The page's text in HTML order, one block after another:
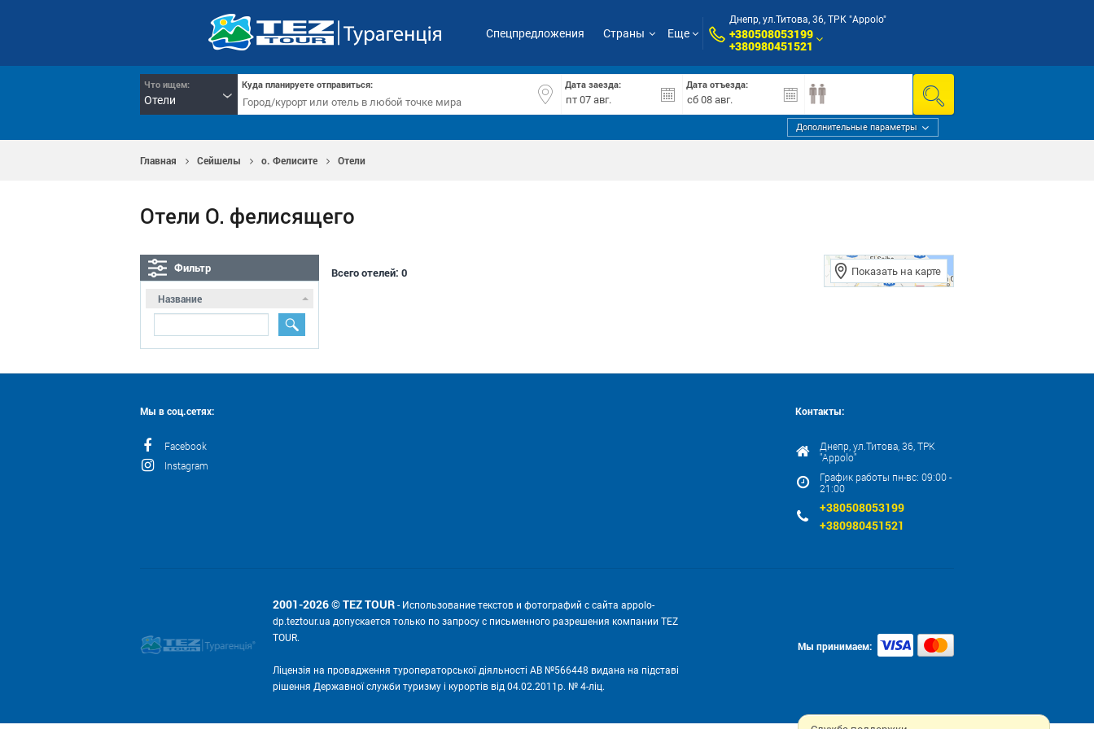
Спецпредложения Страны Еще
Днепр, ул.Титова, 36, ТРК "Appolo"
+380508053199
+380980451521
Что ищем:
Отели
Куда планируете отправиться: Дата заезда: Дата отъезда:
Дополнительные параметры
Главная Сейшелы о. Фелисите Отели
Отели О. фелисящего
Фильтр
Название
Всего отелей: 0 Показать на карте
Мы в соц.сетях:
Facebook
Instagram
Контакты:
Днепр, ул.Титова, 36, ТРК
"Appolo"
График работы пн-вс: 09:00 -
21:00
+380508053199
+380980451521
2001-2026 © TEZ TOUR - Использование текстов и фотографий с сайта appolo-
dp.teztour.ua допускается только по запросу с письменного разрешения компании TEZ
TOUR.
Ліцензія на провадження туроператорської діяльності АВ №566448 видана на підставі
рішення Державної служби туризму і курортів від 04.02.2011р. № 4-ліц.
Мы принимаем: